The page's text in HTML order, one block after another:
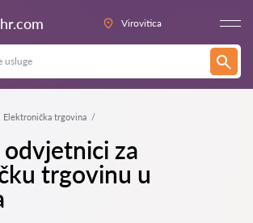
Virovitica
Elektronička trgovina
za
trgovinu u